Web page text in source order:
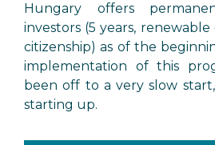
Hungary offers
investors (5 years,
citizenship) as of the
implementation of this
been off to a very slow
starting up.